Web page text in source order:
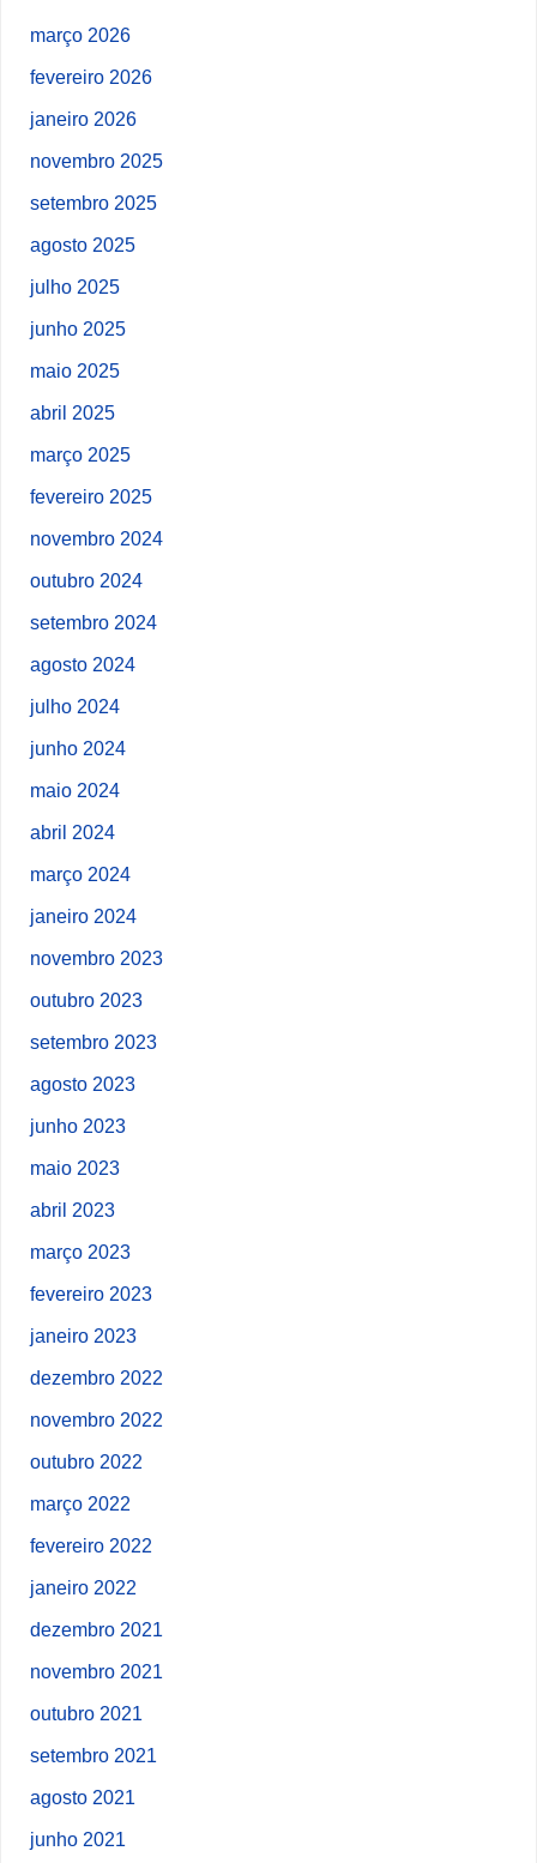
março 2026
fevereiro 2026
janeiro 2026
novembro 2025
setembro 2025
agosto 2025
julho 2025
junho 2025
maio 2025
abril 2025
março 2025
fevereiro 2025
novembro 2024
outubro 2024
setembro 2024
agosto 2024
julho 2024
junho 2024
maio 2024
abril 2024
março 2024
janeiro 2024
novembro 2023
outubro 2023
setembro 2023
agosto 2023
junho 2023
maio 2023
abril 2023
março 2023
fevereiro 2023
janeiro 2023
dezembro 2022
novembro 2022
outubro 2022
março 2022
fevereiro 2022
janeiro 2022
dezembro 2021
novembro 2021
outubro 2021
setembro 2021
agosto 2021
junho 2021